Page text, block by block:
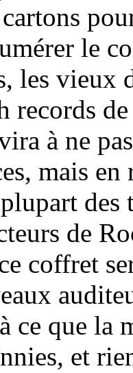
le
les vieux
records
à ne
mais
des
de
coffret
ce que la
et